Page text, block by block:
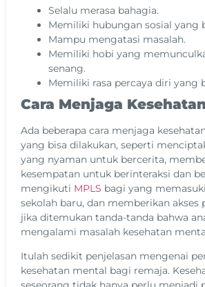
Selalu merasa bahagia.
Memiliki hubungan sosial yang
Mampu mengatasi masalah.
Memiliki hobi yang
senang.
Memiliki rasa percaya diri yang
Cara Menjaga
Ada beberapa cara menjaga
yang bisa dilakukan, seperti
yang nyaman untuk bercerita,
kesempatan untuk berinteraksi dan
mengikuti MPLS bagi yang
sekolah baru, dan memberikan akses
jika ditemukan tanda-tanda bahwa
mengalami masalah kesehatan
Itulah sedikit penjelasan mengenai
kesehatan mental bagi remaja.